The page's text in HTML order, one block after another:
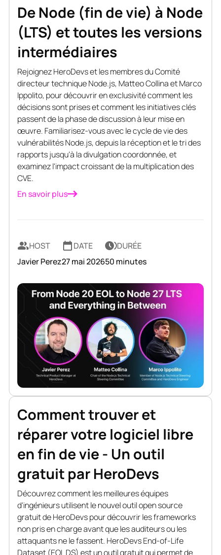
De Node (fin de vie) à Node
(LTS) et toutes les versions
intermédiaires
Rejoignez HeroDevs et les membres du Comité
directeur technique Node.js, Matteo Collina et Marco
Ippolito, pour découvrir en exclusivité comment les
décisions sont prises et comment les initiatives clés
passent de la phase de discussion à leur mise en
œuvre. Familiarisez-vous avec le cycle de vie des
vulnérabilités Node.js, depuis la réception et le tri des
rapports jusqu'à la divulgation coordonnée, et
examinez l'impact croissant de la multiplication des
CVE.
En savoir plus
HOST
Javier Perez
DATE
27 mai 2026
DURÉE
50 minutes
Comment trouver et
réparer votre logiciel libre
en fin de vie - Un outil
gratuit par HeroDevs
Découvrez comment les meilleures équipes
d'ingénieurs utilisent le nouvel outil open source
gratuit de HeroDevs pour découvrir les frameworks
non pris en charge avant que les auditeurs ou les
attaquants ne le fassent. HeroDevs End-of-Life
Dataset (EOL DS) est un outil gratuit qui permet de